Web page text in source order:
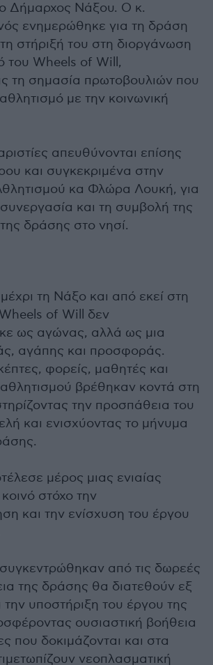
Δήμαρχος Νάξου. Ο κ.
ενημερώθηκε για τη δράση
στήριξή του στη διοργάνωση
του Wheels of Will,
τη σημασία πρωτοβουλιών που
με την κοινωνική
απευθύνονται επίσης
και συγκεκριμένα στην
κα Φλώρα Λουκή, για
και τη συμβολή της
δράσης στο νησί.
τη Νάξο και από εκεί στη
of Will δεν
ως αγώνας, αλλά ως μια
αγάπης και προσφοράς.
φορείς, μαθητές και
βρέθηκαν κοντά στη
την προσπάθεια του
και ενισχύοντας το μήνυμα
μέρος μιας ενιαίας
στόχο την
και την ενίσχυση του έργου
από τις δωρεές
της δράσης θα διατεθούν εξ
υποστήριξη του έργου της
ουσιαστική βοήθεια
που δοκιμάζονται και στα
νεοπλασματική